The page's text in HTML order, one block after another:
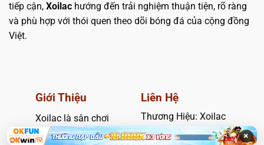
tiếp cận, Xoilac hướng đến trải nghiệm thuận tiện, rõ ràng
và phù hợp với thói quen theo dõi bóng đá của cộng đồng
Việt.
Giới Thiệu
Xoilac là sân chơi
giải trí trực tuyến
Liên Hệ
Thương Hiệu: Xoilac
Thông tin liên hệ: ×